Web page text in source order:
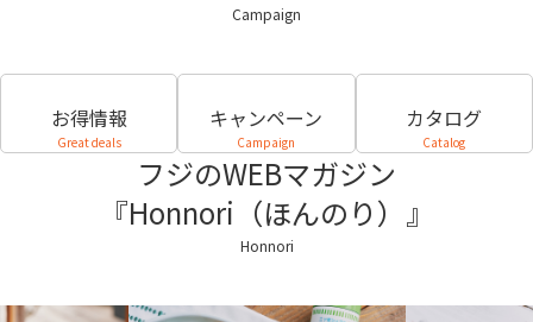
Campaign
お得情報
Great deals
キャンペーン
Campaign
カタログ
Catalog
フジのWEBマガジン
『Honnori（ほんのり）』
Honnori